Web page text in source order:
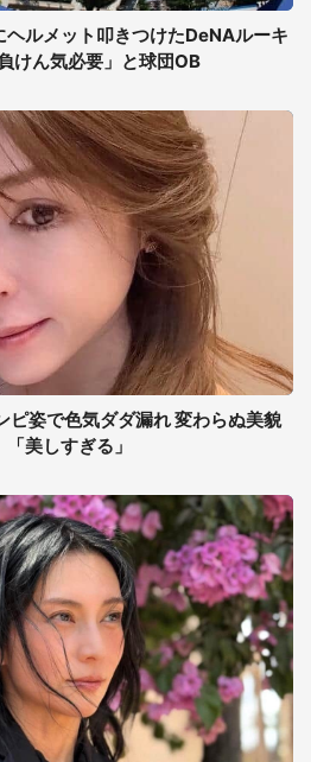
ルメット叩きつけたDeNAルーキ
けん気必要」と球団OB
ピ姿で色気ダダ漏れ 変わらぬ美貌
美しすぎる」